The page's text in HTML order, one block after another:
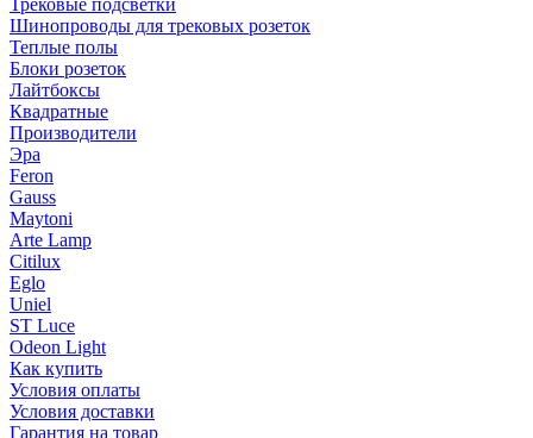
Трековые подсветки
Шинопроводы для трековых розеток
Теплые полы
Блоки розеток
Лайтбоксы
Квадратные
Производители
Эра
Feron
Gauss
Maytoni
Arte Lamp
Citilux
Eglo
Uniel
ST Luce
Odeon Light
Как купить
Условия оплаты
Условия доставки
Гарантия на товар